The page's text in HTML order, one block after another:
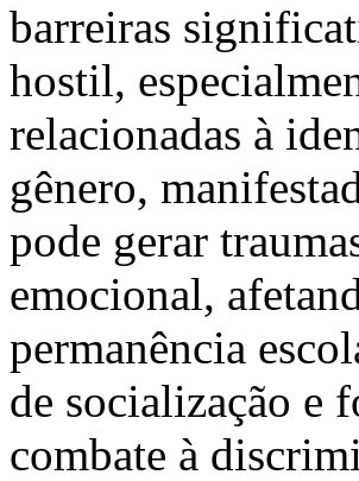
barreiras
hostil,
relacionadas à
gênero,
pode gerar
emocional,
permanência
de socialização e
combate à